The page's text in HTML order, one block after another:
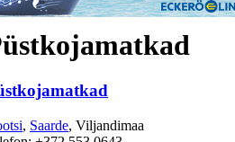
, Saarde, Viljandimaa